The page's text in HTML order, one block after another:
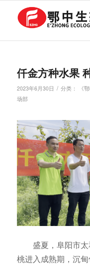
仟金方种水果
2023年6月30日 / 分类： 《
场部
盛夏，阜阳市
桃进入成熟期，沉